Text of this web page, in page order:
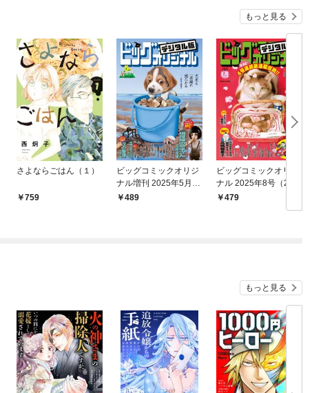
もっと見る
さよならごはん（１）
759
ビッグコミックオリジ
ナル増刊 2025年5月増
刊号（2025年4月12日
489
ビッグコミックオリジ
ナル 2025年8号（202
5年4月4日発売)
479
もっと見る